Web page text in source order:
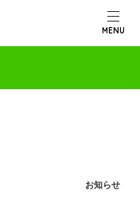
MENU
お知らせ